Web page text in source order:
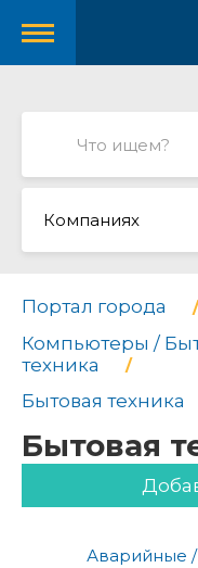
Компаниях
Портал города
Компьютеры /
техника
Бытовая техника
Бытовая
Аварийные